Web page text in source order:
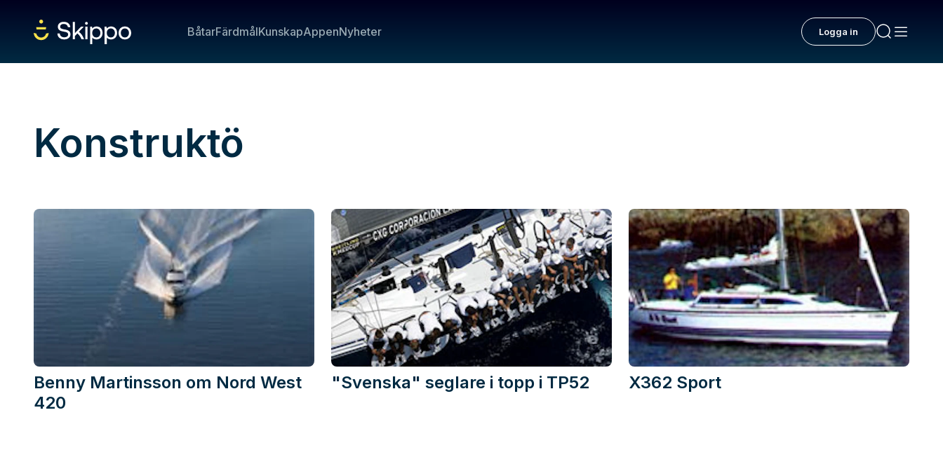
BåtarFärdmålKunskapAppenNyheter Logga in
Konstruktö
Benny Martinsson om Nord West
420
"Svenska" seglare i topp i TP52 X362 Sport